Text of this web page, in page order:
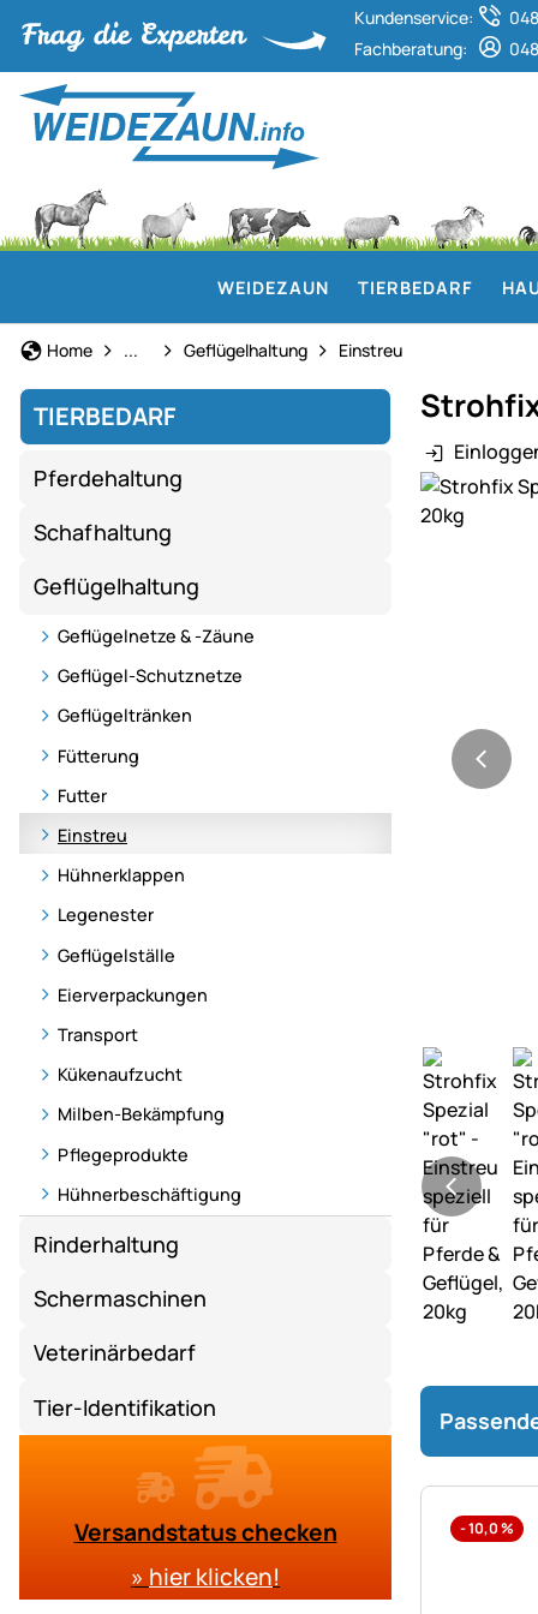
Kundenservice:
Fachberatung:
WEIDEZAUN TIERBEDARF
Home Tierbedarf
... Geflügelhaltung Einstreu
TIERBEDARF
Pferdehaltung
Schafhaltung
Geflügelhaltung
Geflügelnetze & -Zäune
Geflügel-Schutznetze
Geflügeltränken
Fütterung
Futter
Einstreu
Hühnerklappen
Legenester
Geflügelställe
Eierverpackungen
Transport
Kükenaufzucht
Milben-Bekämpfung
Pflegeprodukte
Hühnerbeschäftigung
Rinderhaltung
Schermaschinen
Veterinärbedarf
Tier-Identifikation
Versandstatus checken
» hier klicken!
-10,0%